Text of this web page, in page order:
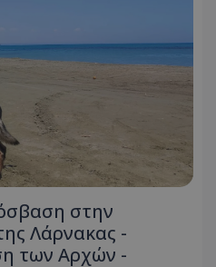
στην
Λάρνακας -
των Αρχών -